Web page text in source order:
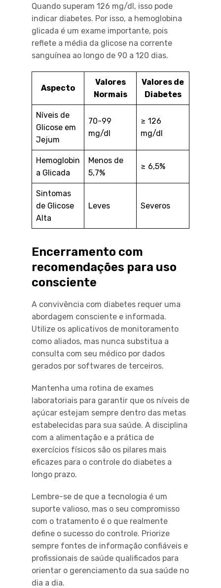
Quando superam 126 mg/dl, isso pode
indicar diabetes. Por isso, a hemoglobina
glicada é um exame importante, pois
reflete a média da glicose na corrente
sanguínea ao longo de 90 a 120 dias.
Aspecto
Valores
Normais
Valores de
Diabetes
Níveis de
Glicose em
Jejum
70-99
mg/dl
≥ 126
mg/dl
Hemoglobin
a Glicada
Menos de
5,7%
≥ 6,5%
Sintomas
de Glicose
Alta
Leves Severos
Encerramento com
recomendações para uso
consciente
A convivência com diabetes requer uma
abordagem consciente e informada.
Utilize os aplicativos de monitoramento
como aliados, mas nunca substitua a
consulta com seu médico por dados
gerados por softwares de terceiros.
Mantenha uma rotina de exames
laboratoriais para garantir que os níveis de
açúcar estejam sempre dentro das metas
estabelecidas para sua saúde. A disciplina
com a alimentação e a prática de
exercícios físicos são os pilares mais
eficazes para o controle do diabetes a
longo prazo.
Lembre-se de que a tecnologia é um
suporte valioso, mas o seu compromisso
com o tratamento é o que realmente
define o sucesso do controle. Priorize
sempre fontes de informação confiáveis e
profissionais de saúde qualificados para
orientar o gerenciamento da sua saúde no
dia a dia.